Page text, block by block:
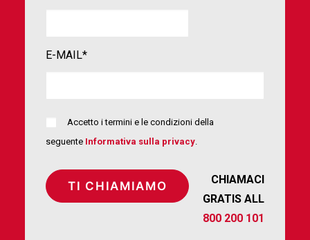
E-MAIL*
Accetto i termini e le condizioni della
seguente Informativa sulla privacy.
CHIAMACI
GRATIS ALL
800 200 101